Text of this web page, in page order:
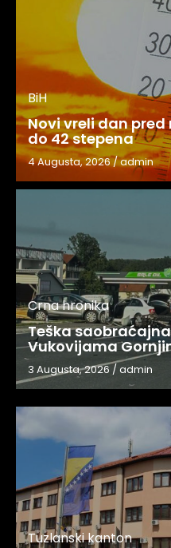
BiH
Novi vreli dan
do 42 stepena
4 Augusta, 2026/admin
Crna hronika
Teška
Vukovijama
3 Augusta, 2026/admin
Tuzlanski kanton